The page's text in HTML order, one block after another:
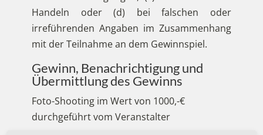
Handeln oder (d) bei falschen oder
irreführenden Angaben im Zusammenhang
mit der Teilnahme an dem Gewinnspiel.
Gewinn, Benachrichtigung und
Übermittlung des Gewinns
Foto-Shooting im Wert von 1000,-€
durchgeführt vom Veranstalter